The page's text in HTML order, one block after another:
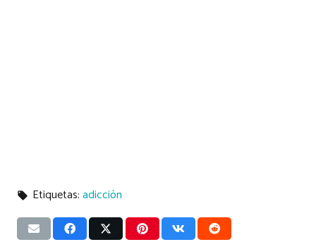
local_offer Etiquetas:adicción